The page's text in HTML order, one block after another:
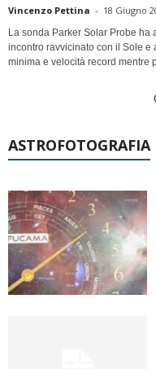
Vincenzo Pettina - 18 Giugno
La sonda Parker Solar Probe
incontro ravvicinato con il Sole
minima e velocità record mentre
ASTROFOTOGRAFIA